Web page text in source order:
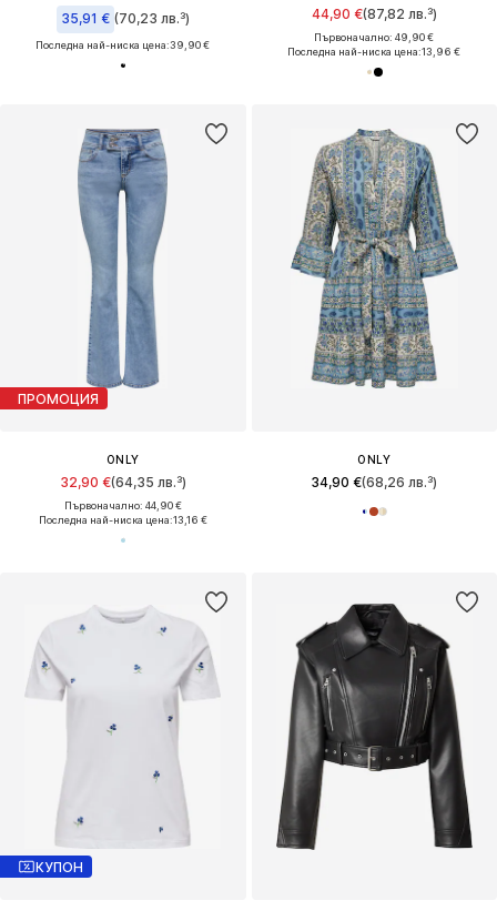
35,91 € (70,23 лв.³)
Последна най-ниска цена:39,90 €
44,90 €(87,82 лв.³)
Първоначално: 49,90 €
Последна най-ниска цена:13,96 €
ПРОМОЦИЯ
ONLY
32,90 €(64,35 лв.³)
Първоначално: 44,90 €
Последна най-ниска цена:13,16 €
ONLY
34,90 €(68,26 лв.³)
КУПОН